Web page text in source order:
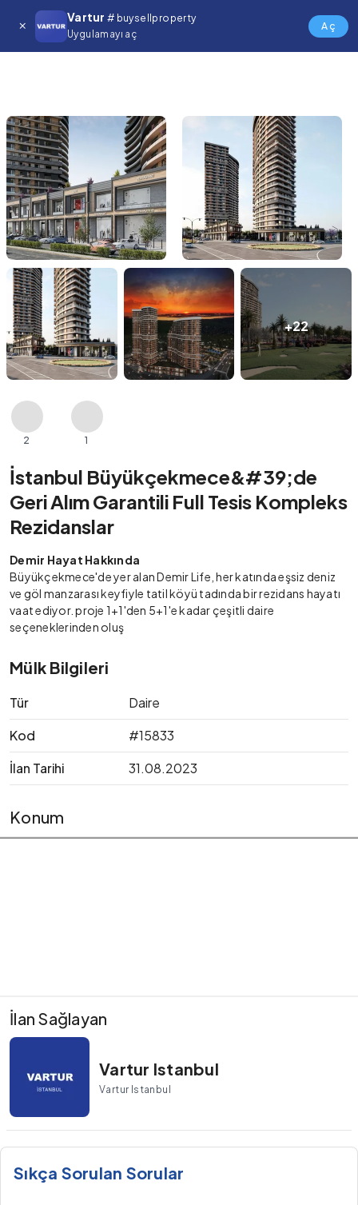
Vartur # buysellproperty
Uygulamayı aç
Aç
+22
2 1
İstanbul Büyükçekmece&#39;de
Geri Alım Garantili Full Tesis Kompleks
Rezidanslar
Demir Hayat Hakkında
Büyükçekmece'de yer alan Demir Life, her katında eşsiz deniz
ve göl manzarası keyfiyle tatil köyü tadında bir rezidans hayatı
vaat ediyor. proje 1+1'den 5+1'e kadar çeşitli daire
seçeneklerinden oluş
Mülk Bilgileri
Tür
Daire
Kod
#15833
İlan Tarihi
31.08.2023
Konum
İlan Sağlayan
Vartur Istanbul
Vartur Istanbul
Sıkça Sorulan Sorular